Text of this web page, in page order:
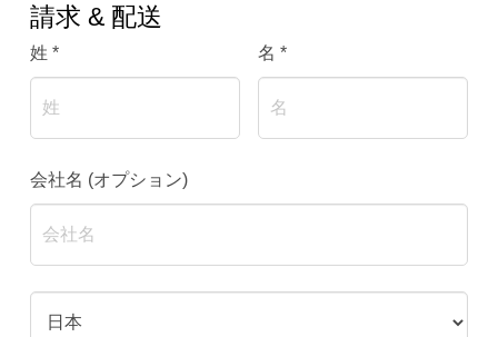
請求 & 配送
姓 * 名 *
会社名 (オプション)